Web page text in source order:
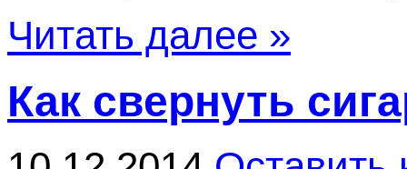
Читать далее »
Как свернуть